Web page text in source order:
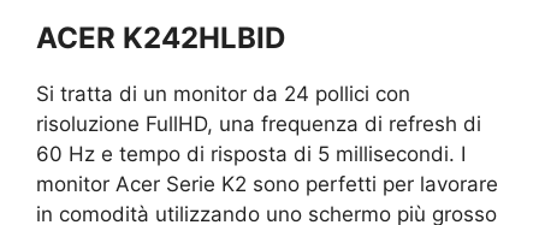
ACER K242HLBID
Si tratta di un monitor da 24 pollici con
risoluzione FullHD, una frequenza di refresh di
60 Hz e tempo di risposta di 5 millisecondi. I
monitor Acer Serie K2 sono perfetti per lavorare
in comodità utilizzando uno schermo più grosso